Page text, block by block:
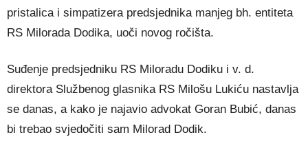
pristalica i simpatizera predsjednika manjeg bh. entiteta
RS Milorada Dodika, uoči novog ročišta.
Suđenje predsjedniku RS Miloradu Dodiku i v. d.
direktora Službenog glasnika RS Milošu Lukiću nastavlja
se danas, a kako je najavio advokat Goran Bubić, danas
bi trebao svjedočiti sam Milorad Dodik.